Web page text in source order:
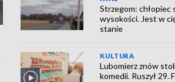
Strzegom: chłopiec
wysokości. Jest w
stanie
KULTURA
Lubomierz znów
komedii. Ruszył 29.